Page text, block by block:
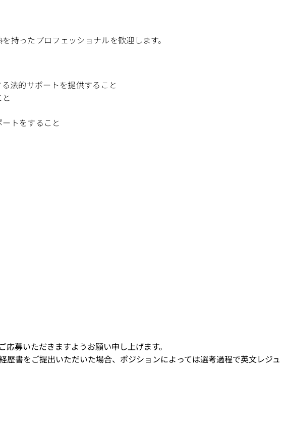
持ったプロフェッショナルを歓迎します。
法的サポートを提供すること
トをすること
募いただきますようお願い申し上げます。
書をご提出いただいた場合、ポジションによっては選考過程で英文レジュ